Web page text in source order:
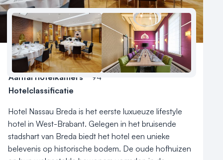
Nieuws
Reviews (5⭐️)
Contact
Aantal hotelkamers
94
Hotelclassificatie
Hotel Nassau Breda is het eerste luxueuze lifestyle
hotel in West-Brabant. Gelegen in het bruisende
stadshart van Breda biedt het hotel een unieke
belevenis op historische bodem. De oude hofhuizen